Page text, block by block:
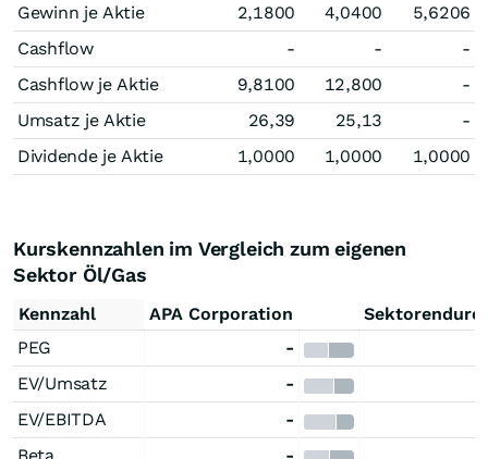
Gewinn je Aktie
2,1800 4,0400
5,6206
Cashflow
- -
-
Cashflow je Aktie
9,8100 12,800
-
Umsatz je Aktie
26,39 25,13
-
Dividende je Aktie
1,0000 1,0000 1,0000
Kurskennzahlen im Vergleich zum eigenen
Sektor Öl/Gas
Kennzahl APA Corporation
PEG
-
EV/Umsatz
-
EV/EBITDA
-